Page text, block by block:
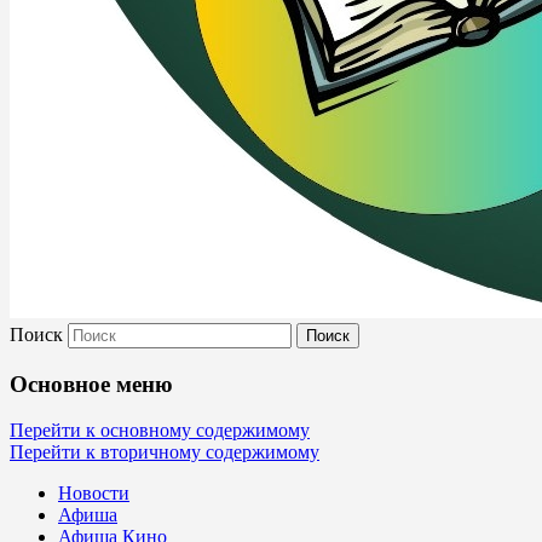
Культура Невель
МБУК Невельского района "Культура и
Поиск
Основное меню
Перейти к основному содержимому
Перейти к вторичному содержимому
Новости
Афиша
Афиша Кино